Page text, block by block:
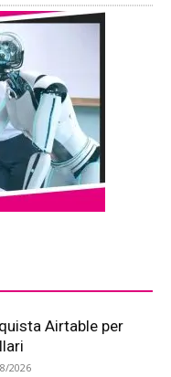
Airtable per
2026